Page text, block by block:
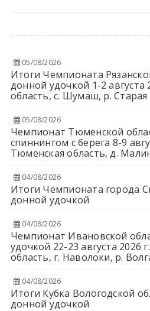
05/08/2026
Итоги Чемпионата
донной удочкой 1-2 августа
область, с. Шумаш, р.
05/08/2026
Чемпионат Тюменской
спиннингом с берега 8-9
Тюменская область, д.
04/08/2026
Итоги Чемпионата города
донной удочкой
04/08/2026
Чемпионат Ивановской
удочкой 22-23 августа 2026
область, г. Наволоки, р.
04/08/2026
Итоги Кубка Вологодской
донной удочкой